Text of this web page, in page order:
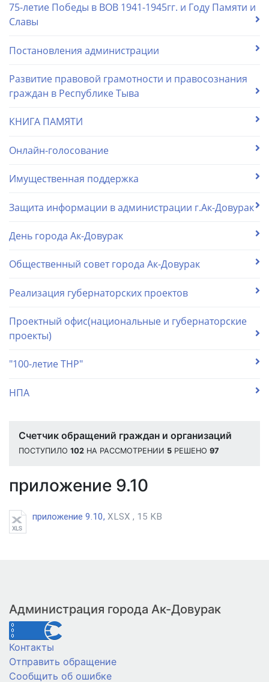
75-летие Победы в ВОВ 1941-1945гг. и Году Памяти и
Славы
Постановления администрации
Развитие правовой грамотности и правосознания
граждан в Республике Тыва
КНИГА ПАМЯТИ
Онлайн-голосование
Имущественная поддержка
Защита информации в администрации г.Ак-Довурак
День города Ак-Довурак
Общественный совет города Ак-Довурак
Реализация губернаторских проектов
Проектный офис(национальные и губернаторские
проекты)
"100-летие ТНР"
НПА
Счетчик обращений граждан и организаций
ПОСТУПИЛО 102 НА РАССМОТРЕНИИ 5 РЕШЕНО 97
приложение 9.10
приложение 9.10, XLSX , 15 KB
Администрация города Ак-Довурак
Контакты
Отправить обращение
Сообщить об ошибке